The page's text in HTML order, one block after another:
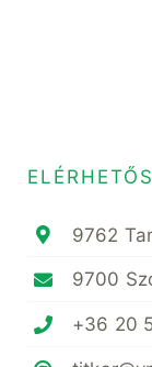
9762
9700
+36 20